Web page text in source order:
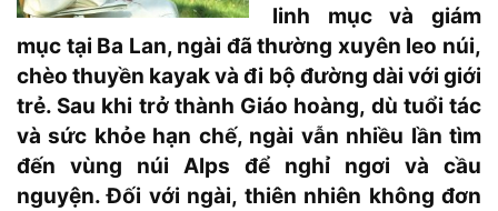
linh mục và giám
mục tại Ba Lan, ngài đã thường xuyên leo núi,
chèo thuyền kayak và đi bộ đường dài với giới
trẻ. Sau khi trở thành Giáo hoàng, dù tuổi tác
và sức khỏe hạn chế, ngài vẫn nhiều lần tìm
đến vùng núi Alps để nghỉ ngơi và cầu
nguyện. Đối với ngài, thiên nhiên không đơn